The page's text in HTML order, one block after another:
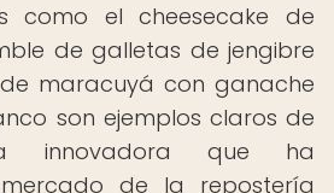
como el cheesecake de
de galletas de jengibre
maracuyá con ganache
son ejemplos claros de
innovadora que ha
de la repostería